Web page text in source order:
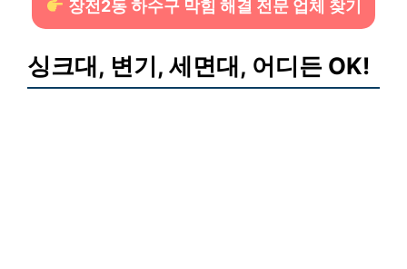
장전2동 하수구 막힘 해결 전문 업체 찾기
싱크대, 변기, 세면대, 어디든 OK!